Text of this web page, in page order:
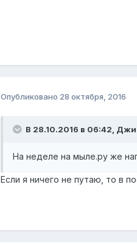
Опубликовано 28 октября, 2016
В 28.10.2016 в 06:42,
На неделе на мыле.ру же
Если я ничего не путаю, то в